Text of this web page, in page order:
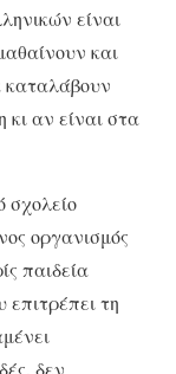
είναι
και
καταλάβουν
κι αν είναι στα
σχολείο
οργανισμός
παιδεία
τη